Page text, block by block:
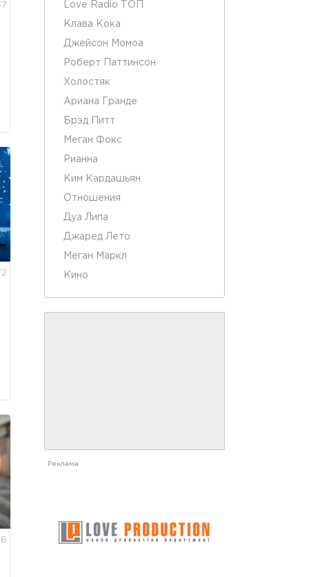
Love Radio ТОП
Клава Кока
Джейсон Момоа
Роберт Паттинсон
Холостяк
Ариана Гранде
Брэд Питт
Меган Фокс
Рианна
Ким Кардашьян
Отношения
Дуа Липа
Джаред Лето
Меган Маркл
Кино
Реклама